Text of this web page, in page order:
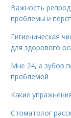
Важность
проблемы и
Гигиеническая
для здорового
Мне 24, а зубов
проблемой
Какие
Стоматолог